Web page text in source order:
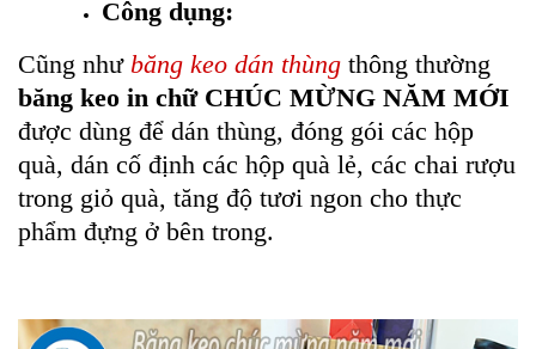
Công dụng:
Cũng như băng keo dán thùng thông thường
băng keo in chữ CHÚC MỪNG NĂM MỚI
được dùng để dán thùng, đóng gói các hộp
quà, dán cố định các hộp quà lẻ, các chai rượu
trong giỏ quà, tăng độ tươi ngon cho thực
phẩm đựng ở bên trong.